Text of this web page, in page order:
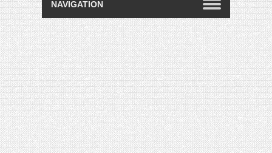
[VIDÉO] UNBOXING : LES MY LITTLE &
BIOTYFULL BOX DU MOIS D’AVRIL 2024
FEAT. AKILA
[VIDÉO] OBJECTIF POIDS SANTÉ #67 : L’AVIS
DES AUTRES, CE N’EST QUE LA VIE DES
AUTRES
[VIDÉO] UNBOXING : LES MY LITTLE &
BIOTYFULL BOX DES MOIS DE FÉVRIER ET
MARS 2024 FEAT. AKILA
[VIDÉO] LA SÉLECTION DU MOIS
#JANVIER2024
[VIDÉO] HELLOFRESH #34 : IDÉES